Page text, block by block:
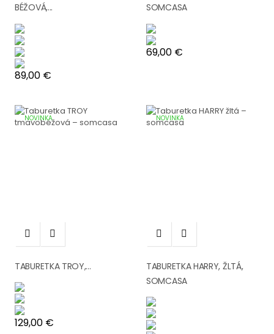
BÉŽOVÁ,...
Cena
89,00 €
SOMCASA
Cena
69,00 €
NOVINKA
 
TABURETKA TROY,...
Cena
129,00 €
NOVINKA
 
TABURETKA HARRY, ŽLTÁ,
SOMCASA